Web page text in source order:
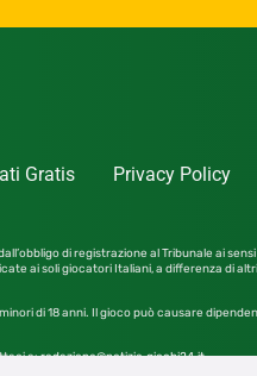
Gratis Privacy Policy
di registrazione al Tribunale ai sensi
ai soli giocatori Italiani, a differenza di
di 18 anni. Il gioco può causare
a:redazione@notizie.giochi24.it